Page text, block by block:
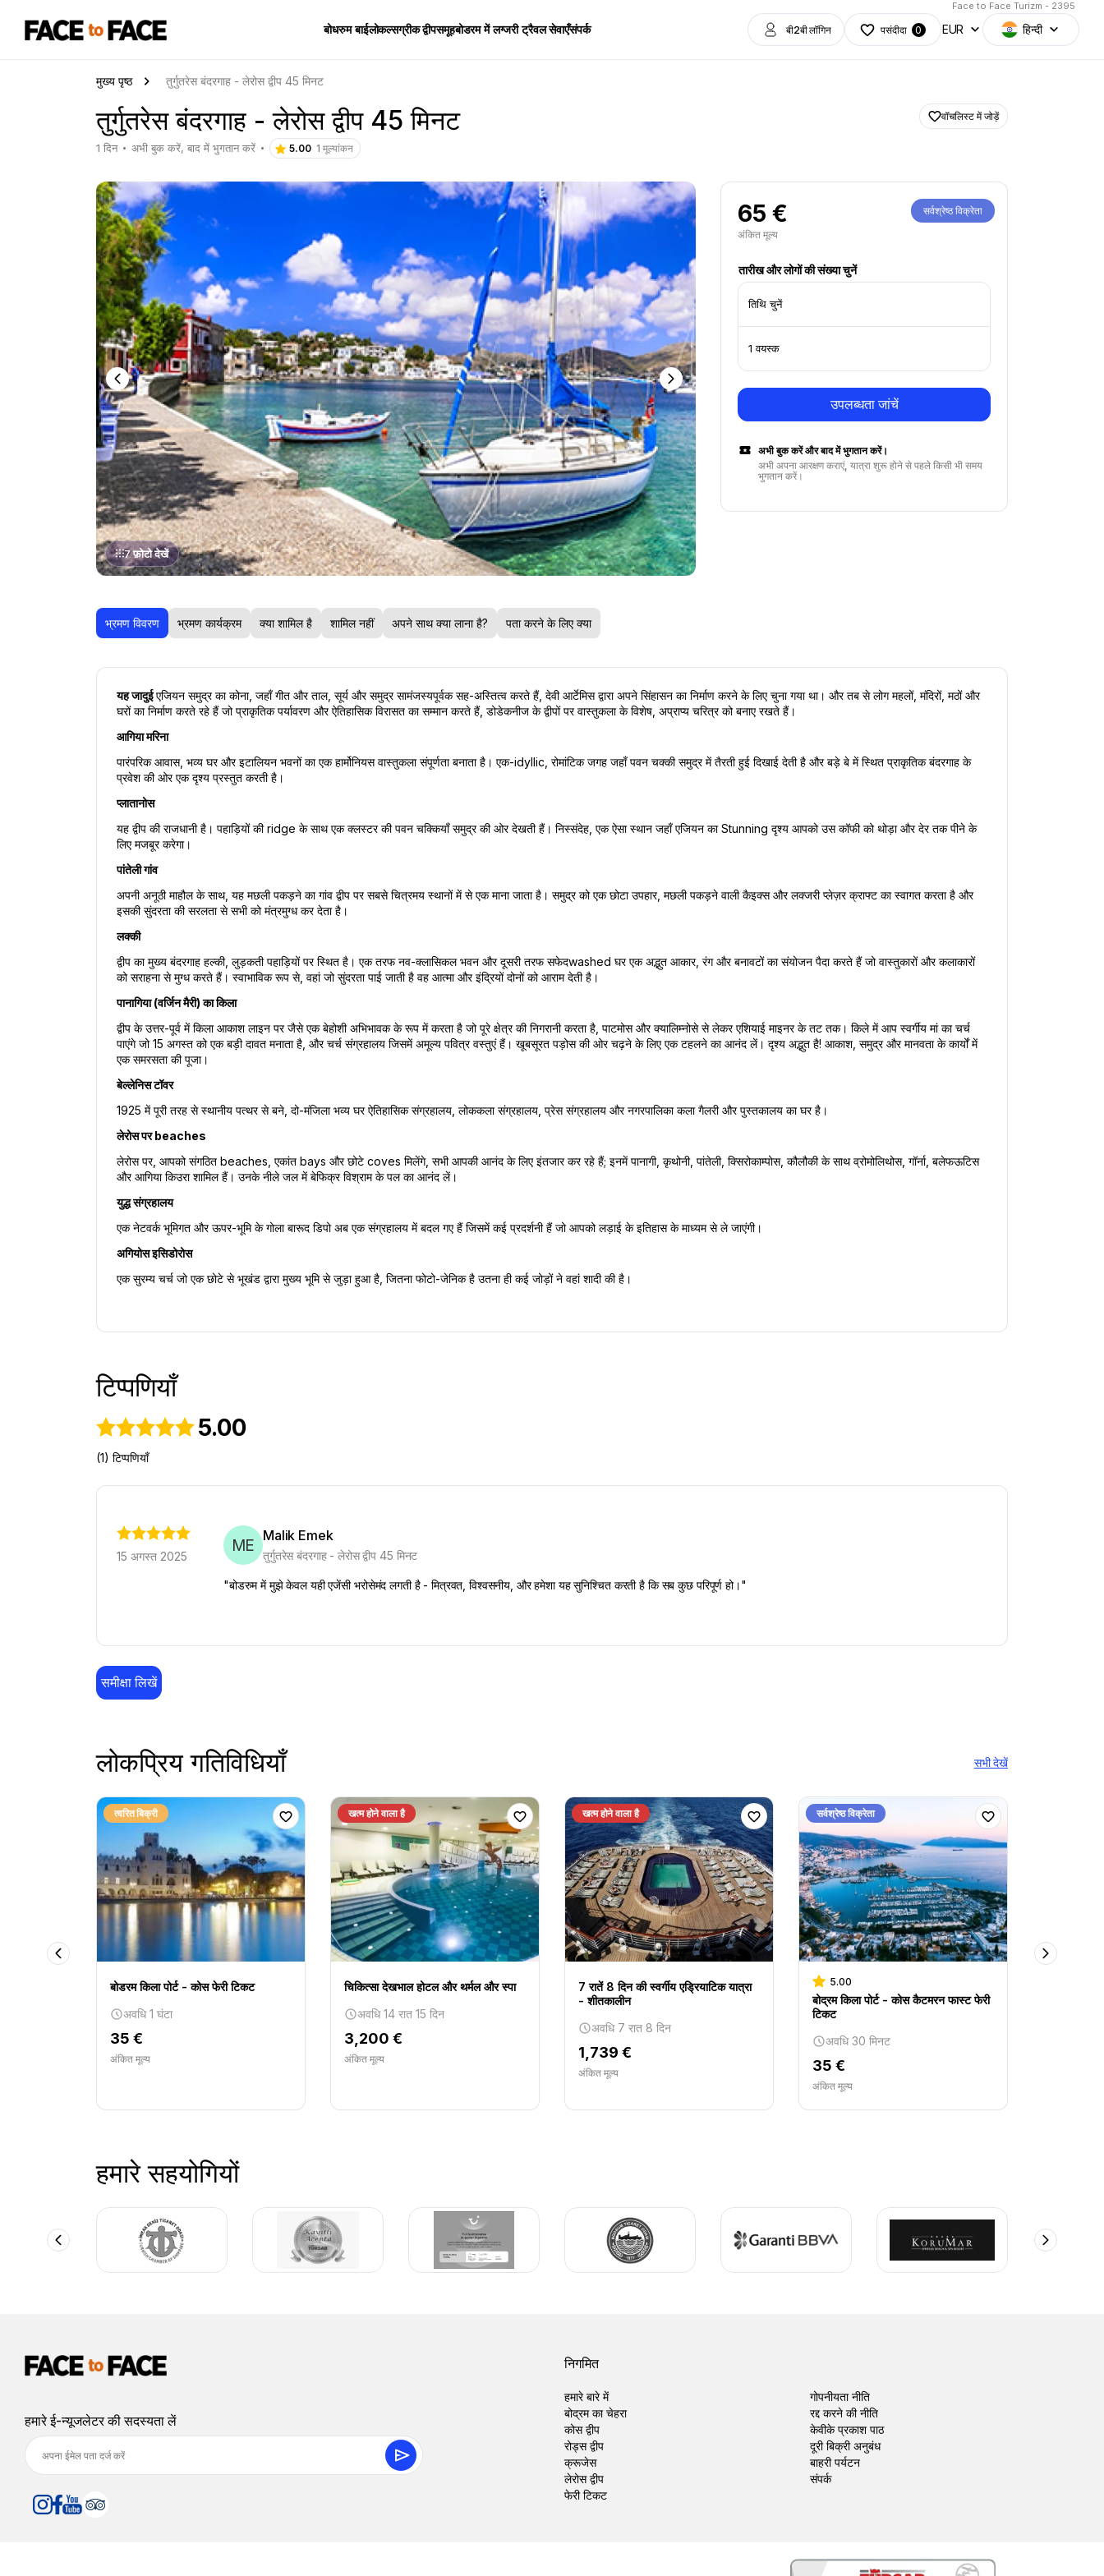
Face to Face Turizm - 2395
बोधरुम बाईलोकल्सग्रीक द्वीपसमूहबोडरम में लग्जरी ट्रैवल सेवाएँसंपर्क बी2बी लॉगिन पसंदीदा 0 EUR हिन्दी
मुख्य पृष्ठ तुर्गुतरेस बंदरगाह - लेरोस द्वीप 45 मिनट
तुर्गुतरेस बंदरगाह - लेरोस द्वीप 45 मिनट
1 दिन अभी बुक करें, बाद में भुगतान करें 5.00 1 मूल्यांकन
वॉचलिस्ट में जोड़ें
7 फ़ोटो देखें
सर्वश्रेष्ठ विक्रेता
65 €
अंकित मूल्य
तारीख और लोगों की संख्या चुनें
तिथि चुनें
1 वयस्क
उपलब्धता जांचें
अभी बुक करें और बाद में भुगतान करें।
अभी अपना आरक्षण कराएं, यात्रा शुरू होने से पहले किसी भी समय
भुगतान करें।
भ्रमण विवरण भ्रमण कार्यक्रम क्या शामिल है शामिल नहीं अपने साथ क्या लाना है? पता करने के लिए क्या
यह जादुई एजियन समुद्र का कोना, जहाँ गीत और ताल, सूर्य और समुद्र सामंजस्यपूर्वक सह-अस्तित्व करते हैं, देवी आर्टेमिस द्वारा अपने सिंहासन का निर्माण करने के लिए चुना गया था। और तब से लोग महलों, मंदिरों, मठों और
घरों का निर्माण करते रहे हैं जो प्राकृतिक पर्यावरण और ऐतिहासिक विरासत का सम्मान करते हैं, डोडेकनीज के द्वीपों पर वास्तुकला के विशेष, अप्राप्य चरित्र को बनाए रखते हैं।
आगिया मरिना
पारंपरिक आवास, भव्य घर और इटालियन भवनों का एक हार्मोनियस वास्तुकला संपूर्णता बनाता है। एक-idyllic, रोमांटिक जगह जहाँ पवन चक्की समुद्र में तैरती हुई दिखाई देती है और बड़े बे में स्थित प्राकृतिक बंदरगाह के
प्रवेश की ओर एक दृश्य प्रस्तुत करती है।
प्लातानोस
यह द्वीप की राजधानी है। पहाड़ियों की ridge के साथ एक क्लस्टर की पवन चक्कियाँ समुद्र की ओर देखती हैं। निस्संदेह, एक ऐसा स्थान जहाँ एजियन का Stunning दृश्य आपको उस कॉफी को थोड़ा और देर तक पीने के
लिए मजबूर करेगा।
पांतेली गांव
अपनी अनूठी माहौल के साथ, यह मछली पकड़ने का गांव द्वीप पर सबसे चित्रमय स्थानों में से एक माना जाता है। समुद्र को एक छोटा उपहार, मछली पकड़ने वाली कैइक्स और लक्जरी प्लेज़र क्राफ्ट का स्वागत करता है और
इसकी सुंदरता की सरलता से सभी को मंत्रमुग्ध कर देता है।
लक्की
द्वीप का मुख्य बंदरगाह हल्की, लुड़कती पहाड़ियों पर स्थित है। एक तरफ नव-क्लासिकल भवन और दूसरी तरफ सफेदwashed घर एक अद्भुत आकार, रंग और बनावटों का संयोजन पैदा करते हैं जो वास्तुकारों और कलाकारों
को सराहना से मुग्ध करते हैं। स्वाभाविक रूप से, वहां जो सुंदरता पाई जाती है वह आत्मा और इंद्रियों दोनों को आराम देती है।
पानागिया (वर्जिन मैरी) का किला
द्वीप के उत्तर-पूर्व में किला आकाश लाइन पर जैसे एक बेहोशी अभिभावक के रूप में करता है जो पूरे क्षेत्र की निगरानी करता है, पाटमोस और क्यालिम्नोसे से लेकर एशियाई माइनर के तट तक। किले में आप स्वर्गीय मां का चर्च
पाएंगे जो 15 अगस्त को एक बड़ी दावत मनाता है, और चर्च संग्रहालय जिसमें अमूल्य पवित्र वस्तुएं हैं। खूबसूरत पड़ोस की ओर चढ़ने के लिए एक टहलने का आनंद लें। दृश्य अद्भुत है! आकाश, समुद्र और मानवता के कार्यों में
एक समरसता की पूजा।
बेल्लेनिस टॉवर
1925 में पूरी तरह से स्थानीय पत्थर से बने, दो-मंजिला भव्य घर ऐतिहासिक संग्रहालय, लोककला संग्रहालय, प्रेस संग्रहालय और नगरपालिका कला गैलरी और पुस्तकालय का घर है।
लेरोस पर beaches
लेरोस पर, आपको संगठित beaches, एकांत bays और छोटे coves मिलेंगे, सभी आपकी आनंद के लिए इंतजार कर रहे हैं; इनमें पानागी, कृथोनी, पांतेली, क्सिरोकाम्पोस, कौलौकी के साथ व्रोमोलिथोस, गॉर्ना, बलेफऊटिस
और आगिया किउरा शामिल हैं। उनके नीले जल में बेफिक्र विश्राम के पल का आनंद लें।
युद्ध संग्रहालय
एक नेटवर्क भूमिगत और ऊपर-भूमि के गोला बारूद डिपो अब एक संग्रहालय में बदल गए हैं जिसमें कई प्रदर्शनी हैं जो आपको लड़ाई के इतिहास के माध्यम से ले जाएंगी।
अगियोस इसिडोरोस
एक सुरम्य चर्च जो एक छोटे से भूखंड द्वारा मुख्य भूमि से जुड़ा हुआ है, जितना फोटो-जेनिक है उतना ही कई जोड़ों ने वहां शादी की है।
टिप्पणियाँ
5.00
(1) टिप्पणियाँ
15 अगस्त 2025
ME
Malik Emek
तुर्गुतरेस बंदरगाह - लेरोस द्वीप 45 मिनट
"बोडरुम में मुझे केवल यही एजेंसी भरोसेमंद लगती है - मित्रवत, विश्वसनीय, और हमेशा यह सुनिश्चित करती है कि सब कुछ परिपूर्ण हो।"
समीक्षा लिखें
लोकप्रिय गतिविधियाँ सभी देखें
त्वरित बिक्री
बोडरम किला पोर्ट - कोस फेरी टिकट
अवधि 1 घंटा
35 €
अंकित मूल्य
खत्म होने वाला है
चिकित्सा देखभाल होटल और थर्मल और स्पा
अवधि 14 रात 15 दिन
3,200 €
अंकित मूल्य
खत्म होने वाला है
7 रातें 8 दिन की स्वर्गीय एड्रियाटिक यात्रा
- शीतकालीन
अवधि 7 रात 8 दिन
1,739 €
अंकित मूल्य
सर्वश्रेष्ठ विक्रेता
5.00
बोद्रम किला पोर्ट - कोस कैटमरन फास्ट फेरी
टिकट
अवधि 30 मिनट
35 €
अंकित मूल्य
हमारे सहयोगियों
हमारे ई-न्यूजलेटर की सदस्यता लें
निगमित
हमारे बारे में
गोपनीयता नीति
बोद्रम का चेहरा
रद्द करने की नीति
कोस द्वीप
केवीके प्रकाश पाठ
रोड्स द्वीप
दूरी बिक्री अनुबंध
क्रूजेस
बाहरी पर्यटन
लेरोस द्वीप
संपर्क
फेरी टिकट